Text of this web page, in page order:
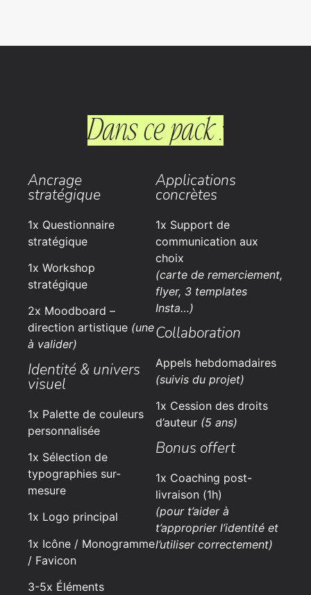
Dans ce pack :
Ancrage
stratégique
1x Questionnaire
stratégique
1x Workshop
stratégique
2x Moodboard –
direction artistique (une
à valider)
Identité & univers
visuel
1x Palette de couleurs
personnalisée
1x Sélection de
typographies sur-
mesure
1x Logo principal
1x Icône / Monogramme
/ Favicon
3-5x Éléments
Applications
concrètes
1x Support de
communication aux
choix
(carte de remerciement,
flyer, 3 templates
Insta…)
Collaboration
Appels hebdomadaires
(suivis du projet)
1x Cession des droits
d’auteur (5 ans)
Bonus offert
1x Coaching post-
livraison (1h)
(pour t’aider à
t’approprier l’identité et
l’utiliser correctement)